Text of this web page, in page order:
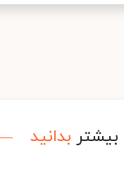
بیشتر بدانید